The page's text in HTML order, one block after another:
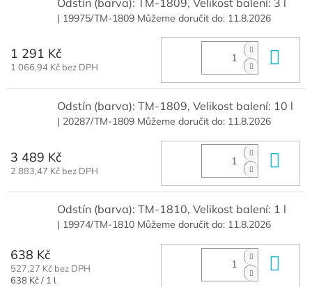
| 19975/TM-1809 Můžeme doručit do: 11.8.2026
1 291 Kč
1 066,94 Kč bez DPH
Odstín (barva): TM-1809, Velikost balení: 10 l
| 20287/TM-1809 Můžeme doručit do: 11.8.2026
3 489 Kč
2 883,47 Kč bez DPH
Odstín (barva): TM-1810, Velikost balení: 1 l
| 19974/TM-1810 Můžeme doručit do: 11.8.2026
638 Kč
527,27 Kč bez DPH
Měrná
638 Kč / 1 l